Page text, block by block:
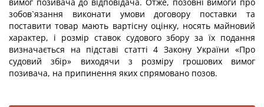
зобов`язання виконати умови договору поставки та
поставити товар мають вартісну оцінку, носять майновий
характер, і розмір ставок судового збору за їх подання
визначається на підставі статті 4 Закону України «Про
судовий збір» виходячи з розміру грошових вимог
позивача, на припинення яких спрямовано позов.